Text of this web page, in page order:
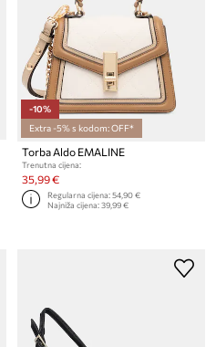
-10%
Extra -5% s kodom: OFF*
Torba Aldo EMALINE
Trenutna cijena:
35,99 €
Regularna cijena:54,90 €
Najniža cijena:39,99 €